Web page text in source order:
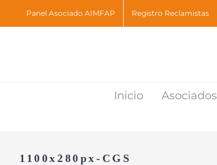
to
Panel Asociado AIMFAP Registro Reclamistas
Inicio Asociados
1100x280px-CGS